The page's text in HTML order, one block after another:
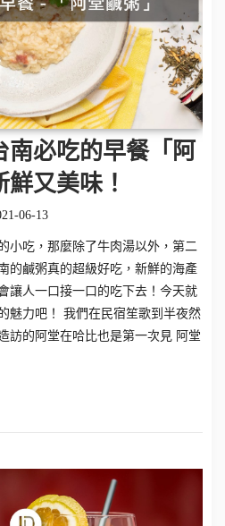
南必吃的早餐「阿
又美味！
06-13
小吃，那麼除了牛肉湯以外，第二
的鹹粥真的超級好吃，新鮮的海產
讓人一口接一口的吃下去！今天就
魅力吧！ 我們在民宿笙歌到半夜然
訪的阿堂在哈比也是第一次見 阿堂